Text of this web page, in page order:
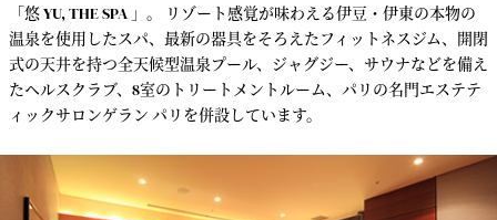
「悠 YU, THE SPA 」。 リゾート感覚が味わえる伊豆・伊東の本物の
温泉を使用したスパ、最新の器具をそろえたフィットネスジム、開閉
式の天井を持つ全天候型温泉プール、ジャグジー、サウナなどを備え
たヘルスクラブ、8室のトリートメントルーム、パリの名門エステテ
ィックサロンゲラン パリを併設しています。